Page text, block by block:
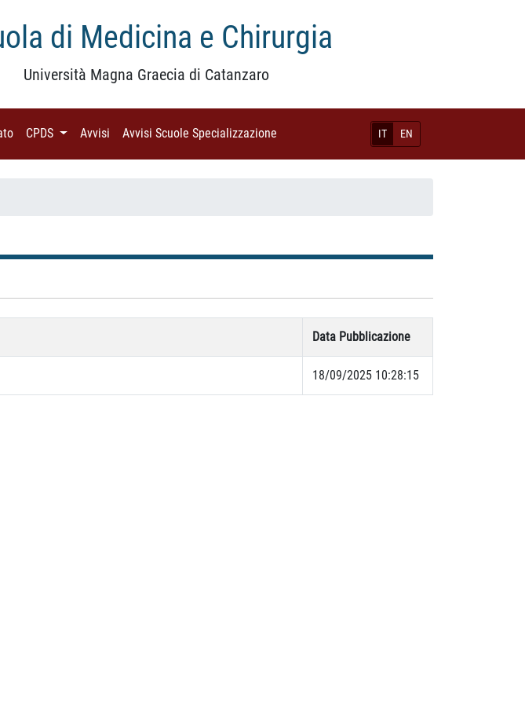
di Medicina e Chirurgia
Università Magna Graecia di Catanzaro
IT EN
(current)
CPDS (current)
Avvisi (current)
Avvisi Scuole Specializzazione
Data Pubblicazione
18/09/2025 10:28:15